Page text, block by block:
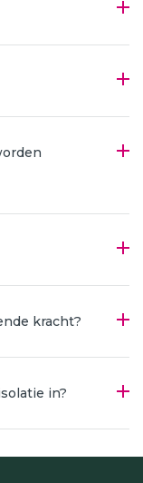
kracht?
in?